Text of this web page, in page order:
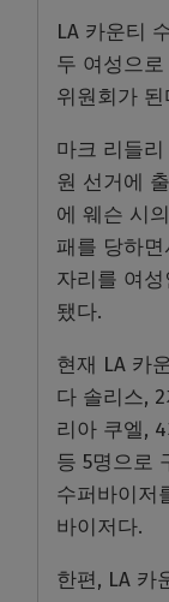
LA 카운티
두 여성으
위원회가 된
마크 리들
원 선거에
에 웨슨 시
패를 당하
자리를 여
됐다.
현재 LA 카
다 솔리스,
리아 쿠엘,
등 5명으로
수퍼바이저
바이저다.
한편, LA 카